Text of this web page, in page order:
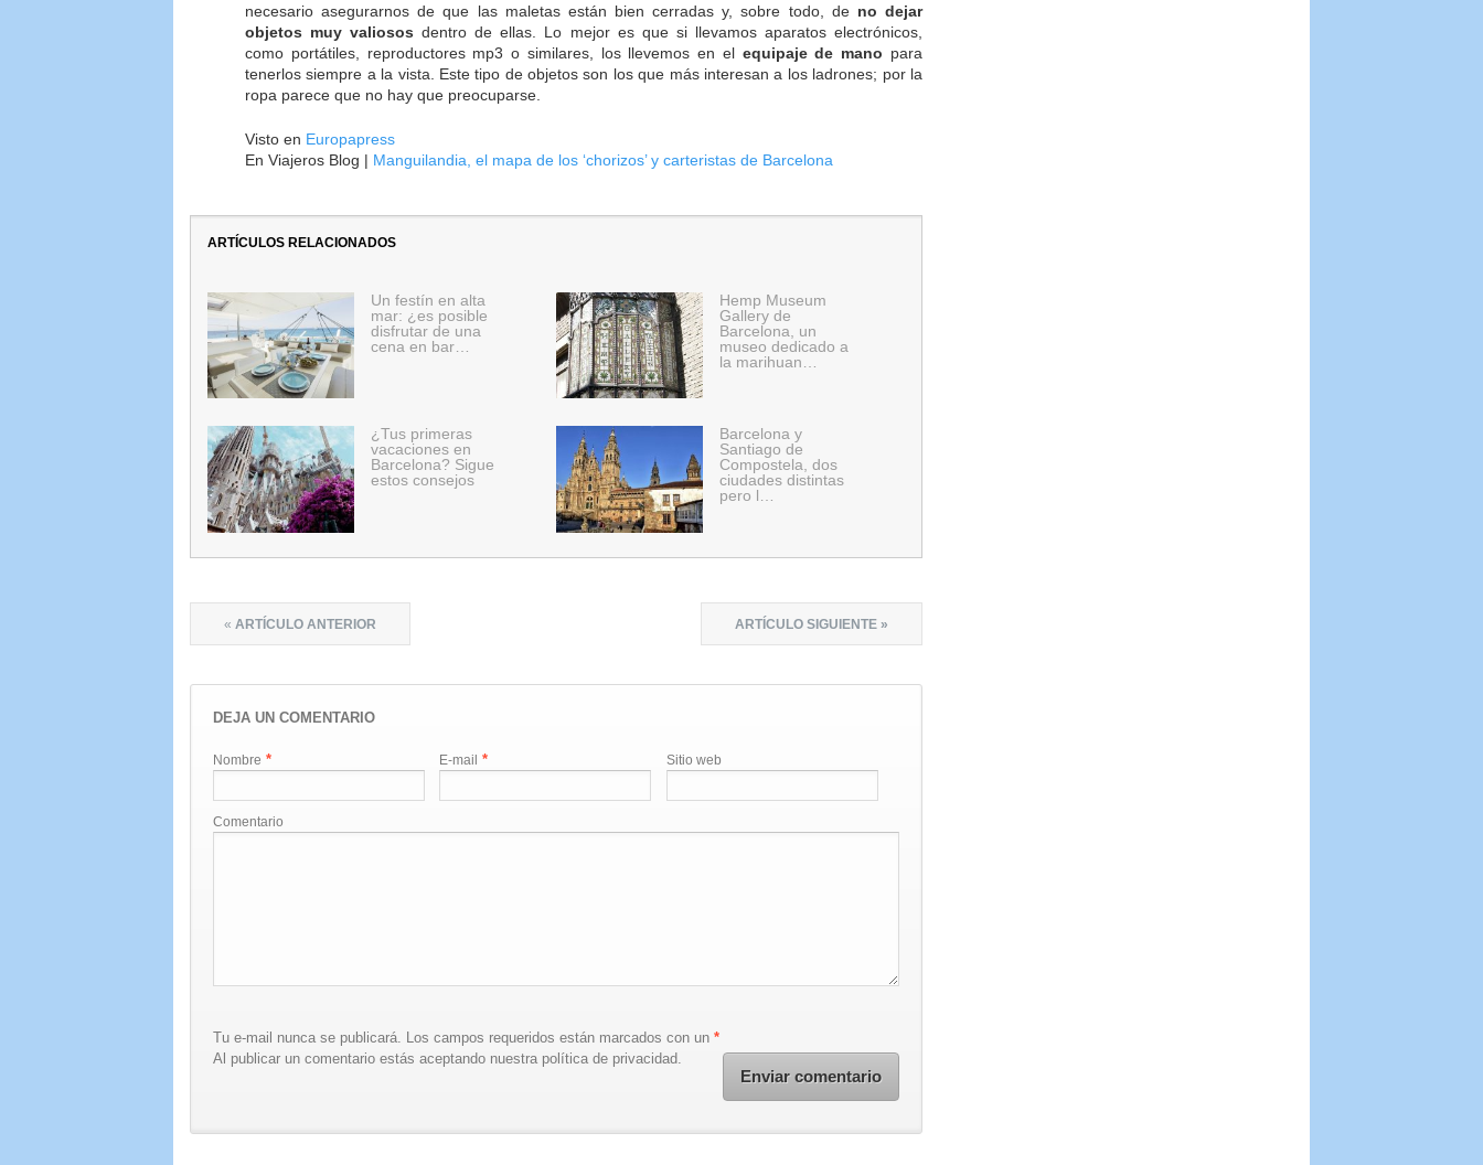
necesario asegurarnos de que las maletas están bien cerradas y, sobre todo, de no dejar
objetos muy valiosos dentro de ellas. Lo mejor es que si llevamos aparatos electrónicos,
como portátiles, reproductores mp3 o similares, los llevemos en el equipaje de mano para
tenerlos siempre a la vista. Este tipo de objetos son los que más interesan a los ladrones; por la
ropa parece que no hay que preocuparse.
Visto en Europapress
En Viajeros Blog | Manguilandia, el mapa de los ‘chorizos’ y carteristas de Barcelona
ARTÍCULOS RELACIONADOS
Un festín en alta
mar: ¿es posible
disfrutar de una
cena en bar…
Hemp Museum
Gallery de
Barcelona, un
museo dedicado a
la marihuan…
¿Tus primeras
vacaciones en
Barcelona? Sigue
estos consejos
Barcelona y
Santiago de
Compostela, dos
ciudades distintas
pero l…
« ARTÍCULO ANTERIOR ARTÍCULO SIGUIENTE »
DEJA UN COMENTARIO
Nombre * E-mail * Sitio web
Comentario
Tu e-mail nunca se publicará. Los campos requeridos están marcados con un *
Al publicar un comentario estás aceptando nuestra política de privacidad.